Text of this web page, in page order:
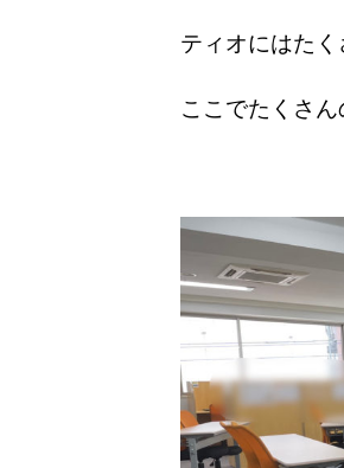
ティオにはた
ここでたくさ